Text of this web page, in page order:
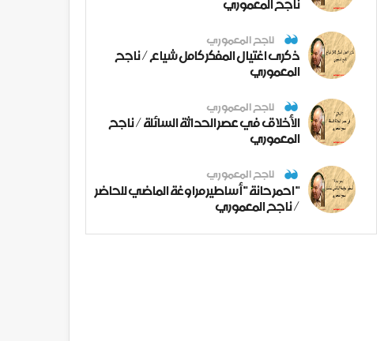
ناجح المعموري
ناجح المعموري
ذكرى اغتيال المفكر كامل شياع / ناجح
المعموري
ناجح المعموري
الأخلاق في عصر الحداثة السائلة / ناجح
المعموري
ناجح المعموري
" احمر حانة " أساطير مراوغة الماضي للحاضر
/ ناجح المعموري